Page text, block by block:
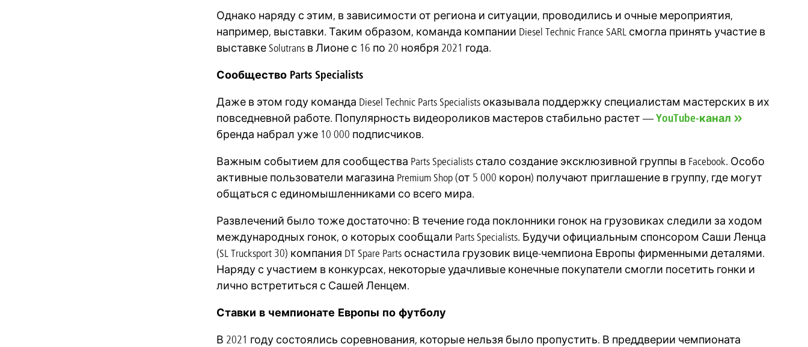
Однако наряду с этим, в зависимости от региона и ситуации, проводились и очные мероприятия,
например, выставки. Таким образом, команда компании Diesel Technic France SARL смогла принять участие в
выставке Solutrans в Лионе с 16 по 20 ноября 2021 года.
Сообщество Parts Specialists
Даже в этом году команда Diesel Technic Parts Specialists оказывала поддержку специалистам мастерских в их
повседневной работе. Популярность видеороликов мастеров стабильно растет —YouTube-канал
бренда набрал уже 10 000 подписчиков.
Важным событием для сообщества Parts Specialists стало создание эксклюзивной группы в Facebook. Особо
активные пользователи магазина Premium Shop (от 5 000 корон) получают приглашение в группу, где могут
общаться с единомышленниками со всего мира.
Развлечений было тоже достаточно: В течение года поклонники гонок на грузовиках следили за ходом
международных гонок, о которых сообщали Parts Specialists. Будучи официальным спонсором Саши Ленца
(SL Trucksport 30) компания DT Spare Parts оснастила грузовик вице-чемпиона Европы фирменными деталями.
Наряду с участием в конкурсах, некоторые удачливые конечные покупатели смогли посетить гонки и
лично встретиться с Сашей Ленцем.
Ставки в чемпионате Европы по футболу
В 2021 году состоялись соревнования, которые нельзя было пропустить. В преддверии чемпионата